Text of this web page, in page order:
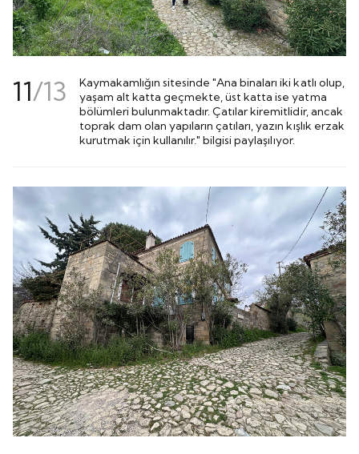
11/13
Kaymakamlığın sitesinde "Ana binaları iki katlı olup,
yaşam alt katta geçmekte, üst katta ise yatma
bölümleri bulunmaktadır. Çatılar kiremitlidir, ancak
toprak dam olan yapıların çatıları, yazın kışlık erzak
kurutmak için kullanılır." bilgisi paylaşılıyor.